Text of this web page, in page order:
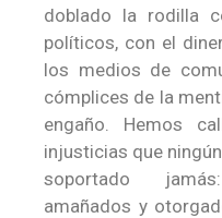
doblado la rodilla
políticos, con el
los medios de
cómplices de la
engaño. Hemos
injusticias que
soportado
amañados y